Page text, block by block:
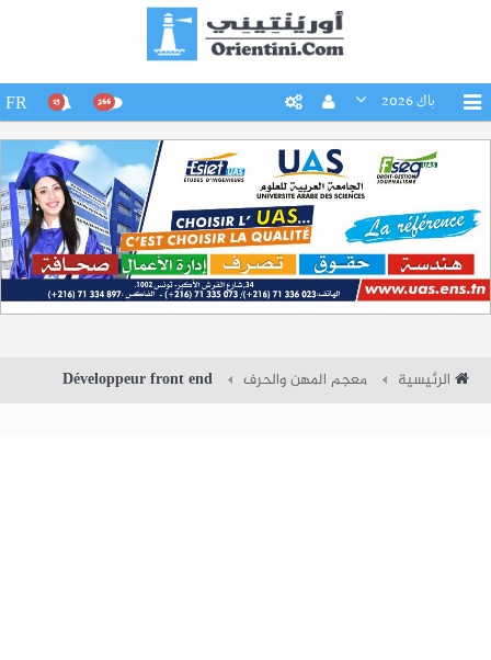
باك 2026 266
15
FR
الرئيسية معجم المهن والحرف Développeur front end